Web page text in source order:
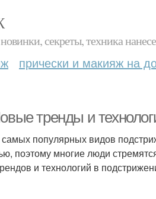
секреты, техника
прически и макияж на
тренды и
популярных видов
поэтому многие люди
и технологий в